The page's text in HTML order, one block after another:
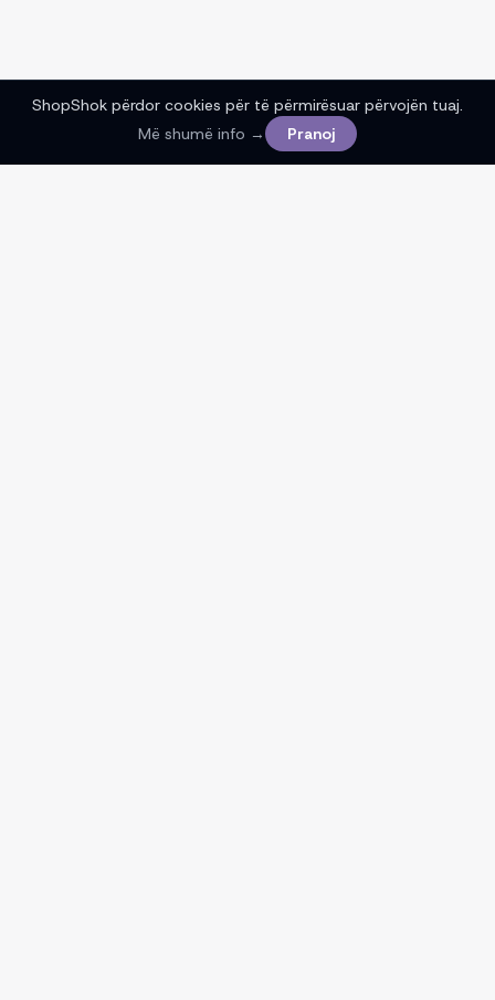
ShopShok përdor cookies për të përmirësuar përvojën tuaj.
Më shumë info →
Pranoj